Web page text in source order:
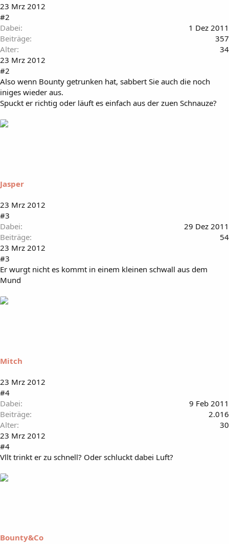
23 Mrz 2012
#2
Dabei
1 Dez 2011
Beiträge
357
Alter
34
23 Mrz 2012
#2
Also wenn Bounty getrunken hat, sabbert Sie auch die noch
iniges wieder aus.
Spuckt er richtig oder läuft es einfach aus der zuen Schnauze?
Jasper
23 Mrz 2012
#3
Dabei
29 Dez 2011
Beiträge
54
23 Mrz 2012
#3
Er wurgt nicht es kommt in einem kleinen schwall aus dem
Mund
Mitch
23 Mrz 2012
#4
Dabei
9 Feb 2011
Beiträge
2.016
Alter
30
23 Mrz 2012
#4
Vllt trinkt er zu schnell? Oder schluckt dabei Luft?
Bounty&Co